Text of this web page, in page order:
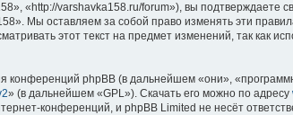
«http://varshavka158.ru/forum»), вы подтверждаете
Мы оставляем за собой право изменять эти
этот текст на предмет изменений, так как
phpBB (в дальнейшем «они»,
» (в дальнейшем «GPL»). Скачать его можно по адресу
конференций, и phpBB Limited не несёт